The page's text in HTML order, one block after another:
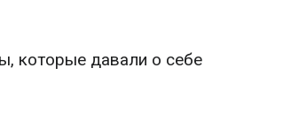
которые давали о себе